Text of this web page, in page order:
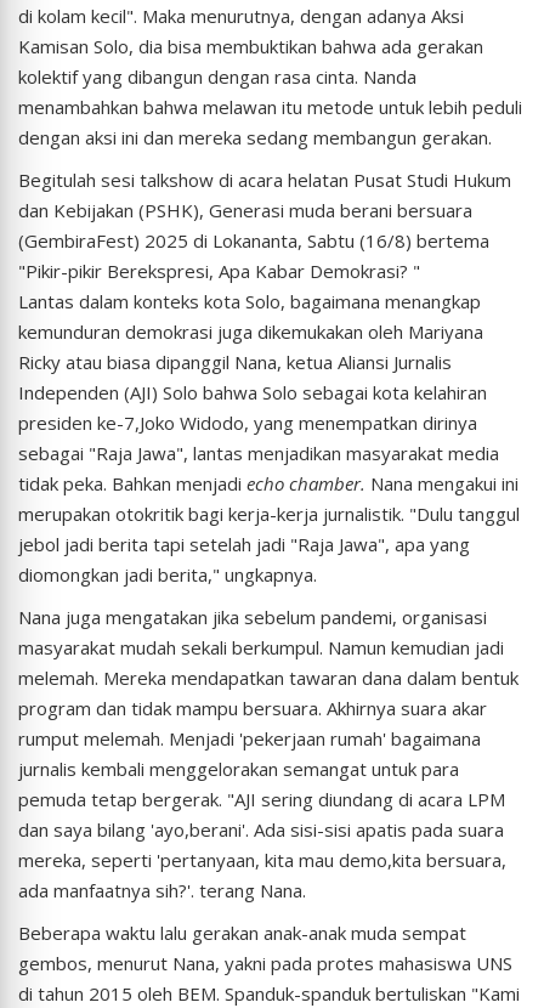
di kolam kecil". Maka menurutnya, dengan adanya Aksi
Kamisan Solo, dia bisa membuktikan bahwa ada gerakan
kolektif yang dibangun dengan rasa cinta. Nanda
menambahkan bahwa melawan itu metode untuk lebih peduli
dengan aksi ini dan mereka sedang membangun gerakan.
Begitulah sesi talkshow di acara helatan Pusat Studi Hukum
dan Kebijakan (PSHK), Generasi muda berani bersuara
(GembiraFest) 2025 di Lokananta, Sabtu (16/8) bertema
"Pikir-pikir Berekspresi, Apa Kabar Demokrasi? "
Lantas dalam konteks kota Solo, bagaimana menangkap
kemunduran demokrasi juga dikemukakan oleh Mariyana
Ricky atau biasa dipanggil Nana, ketua Aliansi Jurnalis
Independen (AJI) Solo bahwa Solo sebagai kota kelahiran
presiden ke-7,Joko Widodo, yang menempatkan dirinya
sebagai "Raja Jawa", lantas menjadikan masyarakat media
tidak peka. Bahkan menjadi echo chamber. Nana mengakui ini
merupakan otokritik bagi kerja-kerja jurnalistik. "Dulu tanggul
jebol jadi berita tapi setelah jadi "Raja Jawa", apa yang
diomongkan jadi berita," ungkapnya.
Nana juga mengatakan jika sebelum pandemi, organisasi
masyarakat mudah sekali berkumpul. Namun kemudian jadi
melemah. Mereka mendapatkan tawaran dana dalam bentuk
program dan tidak mampu bersuara. Akhirnya suara akar
rumput melemah. Menjadi 'pekerjaan rumah' bagaimana
jurnalis kembali menggelorakan semangat untuk para
pemuda tetap bergerak. "AJI sering diundang di acara LPM
dan saya bilang 'ayo,berani'. Ada sisi-sisi apatis pada suara
mereka, seperti 'pertanyaan, kita mau demo,kita bersuara,
ada manfaatnya sih?'. terang Nana.
Beberapa waktu lalu gerakan anak-anak muda sempat
gembos, menurut Nana, yakni pada protes mahasiswa UNS
di tahun 2015 oleh BEM. Spanduk-spanduk bertuliskan "Kami